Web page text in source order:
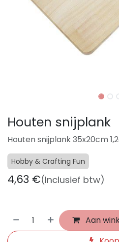
Houten snijplank
Houten snijplank 35x20cm
Hobby & Crafting Fun
4,63 €(Inclusief btw)
Aan